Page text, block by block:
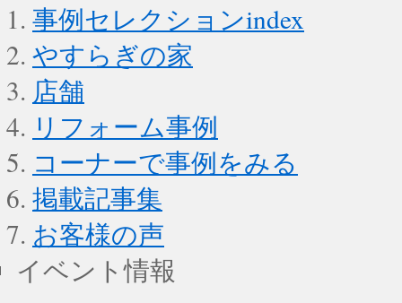
事例セレクションindex
やすらぎの家
店舗
リフォーム事例
コーナーで事例をみる
掲載記事集
お客様の声
イベント情報